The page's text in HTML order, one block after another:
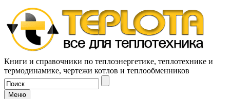
Книги и справочники по теплоэнергетике, теплотехнике и
термодинамике, чертежи котлов и теплообменников
Меню